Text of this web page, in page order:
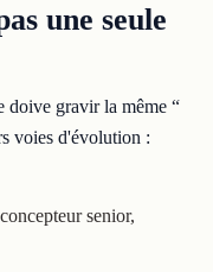
une seule
doive gravir la même “
voies d'évolution :
senior,